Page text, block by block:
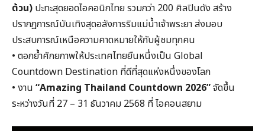
ต้วน) ปะทะสุดยอดไอคอนิกไทย รวมกว่า 200 ศิลปินดัง สร้าง
ปรากฏการณ์บันเทิงสุดอลังการริมแม่น้ำเจ้าพระยา ส่งมอบ
ประสบการณ์เหนือความคาดหมายให้กับผู้ชมทุกคน
• ตอกย้ำศักยภาพให้ประเทศไทยยืนหนึ่งเป็น Global
Countdown Destination ที่ดีที่สุดแห่งหนึ่งของโลก
• งาน “Amazing Thailand Countdown 2026”จัดขึ้น
ระหว่างวันที่ 27 – 31 ธันวาคม 2568 ที่ ไอคอนสยาม